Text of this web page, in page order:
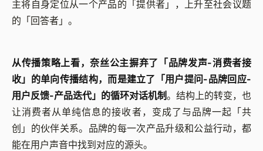
主将自身定位从一个产品的「提供者」，上升至社会议题
的「回答者」。
从传播策略上看，奈丝公主摒弃了「品牌发声-消费者接
收」的单向传播结构，而是建立了「用户提问-品牌回应-
用户反馈-产品迭代」的循环对话机制。结构上的转变，也
让消费者从单纯信息的接收者，变成了与品牌一起「共
创」的伙伴关系。品牌的每一次产品升级和公益行动，都
能在用户声音中找到对应的源头。